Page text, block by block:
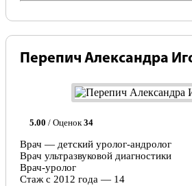
Перепич Александра
5.00 / Оценок34
Врач — детский уролог-андролог
Врач ультразвуковой диагностики
Врач-уролог
Стаж с 2012 года — 14